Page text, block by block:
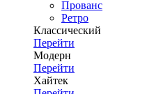
Прованс
Ретро
Классический
Перейти
Модерн
Перейти
Хайтек